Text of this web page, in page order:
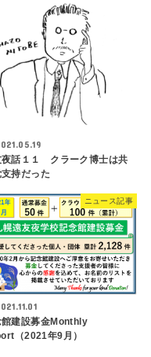
夜話１１ クラーク博士は共
持だった
ニュース記事
館建設募金Monthly
（2021年9月）